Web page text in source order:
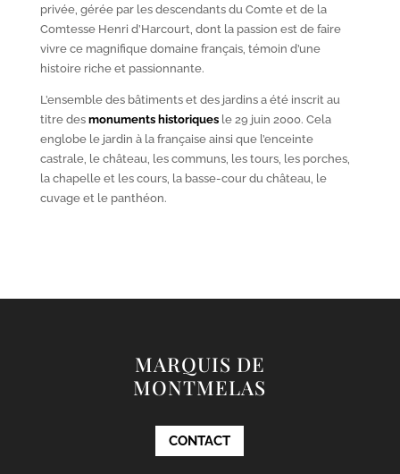
privée, gérée par les descendants du Comte et de la
Comtesse Henri d’Harcourt, dont la passion est de faire
vivre ce magnifique domaine français, témoin d’une
histoire riche et passionnante.
L’ensemble des bâtiments et des jardins a été inscrit au
titre des monuments historiquesle 29 juin 2000. Cela
englobe le jardin à la française ainsi que l’enceinte
castrale, le château, les communs, les tours, les porches,
la chapelle et les cours, la basse-cour du château, le
cuvage et le panthéon.
MARQUIS DE
MONTMELAS
CONTACT